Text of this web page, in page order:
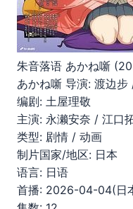
朱音落语 あかね噺
あかね噺 导演: 渡边
编剧: 土屋理敬
主演: 永濑安奈 / 江口
类型: 剧情 / 动画
制片国家/地区: 日本
语言: 日语
首播: 2026-04-04(日